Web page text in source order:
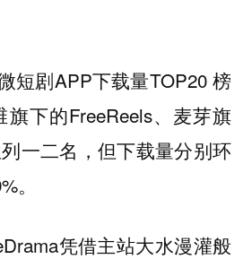
短剧APP下载量TOP20 榜
下的FreeReels、麦芽旗
一二名，但下载量分别环
。
凭借主站大水漫灌般